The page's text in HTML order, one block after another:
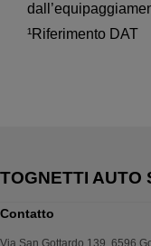
¹Riferimento DAT
Contatto
Via San Gottardo 139, 6596